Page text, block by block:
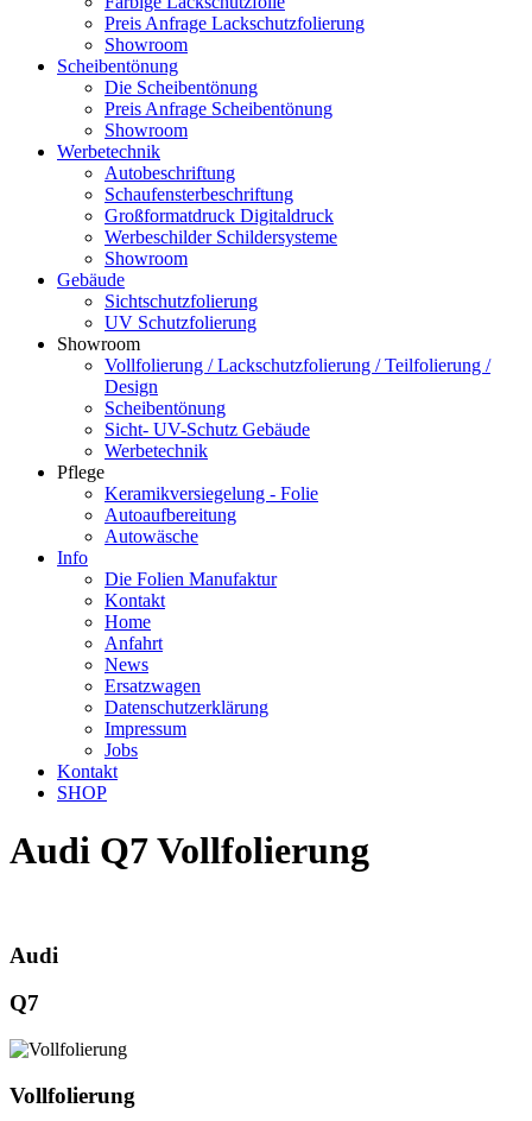
Preis Anfrage Lackschutzfolierung
Showroom
Scheibentönung
Die Scheibentönung
Preis Anfrage Scheibentönung
Showroom
Werbetechnik
Autobeschriftung
Schaufensterbeschriftung
Großformatdruck Digitaldruck
Werbeschilder Schildersysteme
Showroom
Gebäude
Sichtschutzfolierung
UV Schutzfolierung
Showroom
Vollfolierung / Lackschutzfolierung / Teilfolierung /
Design
Scheibentönung
Sicht- UV-Schutz Gebäude
Werbetechnik
Pflege
Keramikversiegelung - Folie
Autoaufbereitung
Autowäsche
Info
Die Folien Manufaktur
Kontakt
Home
Anfahrt
News
Ersatzwagen
Datenschutzerklärung
Impressum
Jobs
Kontakt
SHOP
Audi Q7 Vollfolierung
Audi
Q7
Vollfolierung